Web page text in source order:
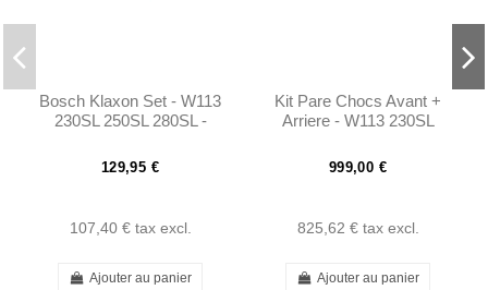
Bosch Klaxon Set - W113
230SL 250SL 280SL -
129,95 €
107,40 € tax excl.
Ajouter au panier
Kit Pare Chocs Avant +
Arriere - W113 230SL
999,00 €
825,62 € tax excl.
Ajouter au panier